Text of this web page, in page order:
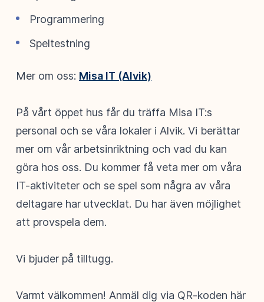
Programmering
Speltestning
Mer om oss: Misa IT (Alvik)
På vårt öppet hus får du träffa Misa IT:s
personal och se våra lokaler i Alvik. Vi berättar
mer om vår arbetsinriktning och vad du kan
göra hos oss. Du kommer få veta mer om våra
IT-aktiviteter och se spel som några av våra
deltagare har utvecklat. Du har även möjlighet
att provspela dem.
Vi bjuder på tilltugg.
Varmt välkommen! Anmäl dig via QR-koden här